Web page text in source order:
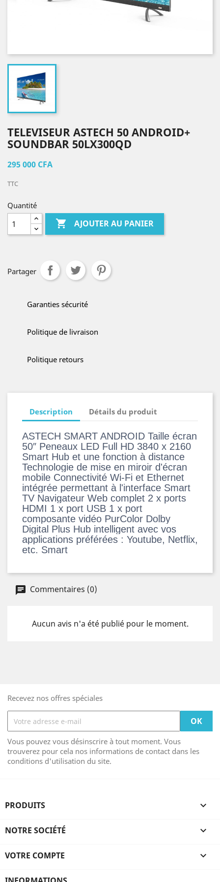
TELEVISEUR ASTECH 50 ANDROID+
SOUNDBAR 50LX300QD
295 000 CFA
TTC
Quantité
 AJOUTER AU PANIER
Partager
Garanties sécurité
Politique de livraison
Politique retours
Description Détails du produit
ASTECH SMART ANDROID Taille écran
50″ Peneaux LED Full HD 3840 x 2160
Smart Hub et une fonction à distance
Technologie de mise en miroir d'écran
mobile Connectivité Wi-Fi et Ethernet
intégrée permettant à l'interface Smart
TV Navigateur Web complet 2 x ports
HDMI 1 x port USB 1 x port
composante vidéo PurColor Dolby
Digital Plus Hub intelligent avec vos
applications préférées : Youtube, Netflix,
etc. Smart
Commentaires (0)
Aucun avis n'a été publié pour le moment.
Recevez nos offres spéciales
Vous pouvez vous désinscrire à tout moment. Vous
trouverez pour cela nos informations de contact dans les
conditions d'utilisation du site.
PRODUITS 
NOTRE SOCIÉTÉ 
VOTRE COMPTE 